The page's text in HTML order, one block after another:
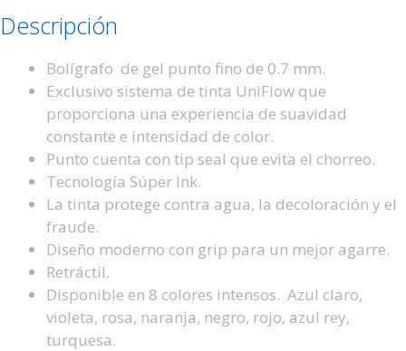
Descripción
Bolígrafo de gel punto fino de 0.7 mm.
Exclusivo sistema de tinta UniFlow que
proporciona una experiencia de suavidad
constante e intensidad de color.
Punto cuenta con tip seal que evita el chorreo.
Tecnología Súper Ink.
La tinta protege contra agua, la decoloración y el
fraude.
Diseño moderno con grip para un mejor agarre.
Retráctil.
Disponible en 8 colores intensos. Azul claro,
violeta, rosa, naranja, negro, rojo, azul rey,
turquesa.